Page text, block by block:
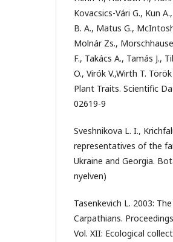
Kovacsics-Vári G., Kun
B. A., Matus G.,
Molnár Zs.,
F., Takács A., Tamás J.,
O., Virók V.,Wirth T.
Plant Traits. Scientific
02619-9
Sveshnikova L. I.,
representatives of the
Ukraine and Georgia.
nyelven)
Tasenkevich L. 2003:
Carpathians.
Vol. XII: Ecological